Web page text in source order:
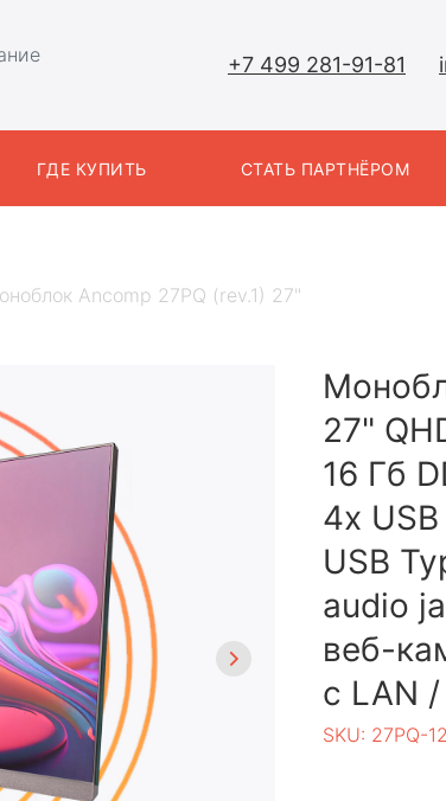
+7 499 281-91-81
ГДЕ КУПИТЬ СТАТЬ ПАРТНЁРОМ
Ancomp 27PQ (rev.1) 27"
27"
16 Гб
4x
USB
audio
веб-
с LAN
SKU: 27PQ-